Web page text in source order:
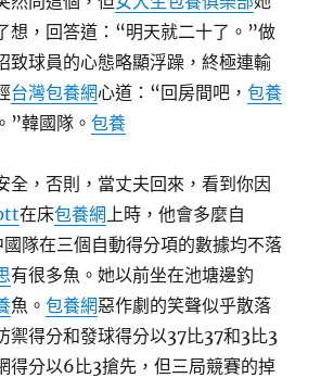
想，回答道：“明天就二十了。”做
致球員的心態略顯浮躁，終極連輸
台灣包養網心道：“回房間吧，包養
”韓國隊。包養
全，否則，當丈夫回來，看到你因
在床包養網上時，他會多麼自
隊在三個自動得分項的數據均不落
有很多魚。她以前坐在池塘邊釣
魚。包養網惡作劇的笑聲似乎散落
禦得分和發球得分以37比37和3比3
得分以6比3搶先，但三局競賽的掉